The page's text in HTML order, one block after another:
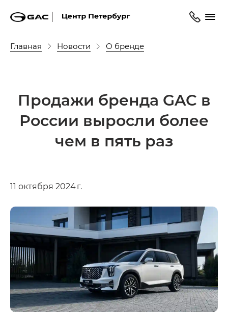
Главная Новости О бренде
Продажи бренда GAC в
России выросли более
чем в пять раз
11 октября 2024 г.